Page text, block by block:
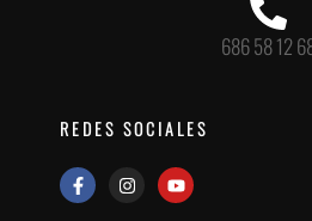
686 58 12
REDES SOCIALES